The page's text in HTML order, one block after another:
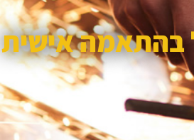
בהתאמה אישית